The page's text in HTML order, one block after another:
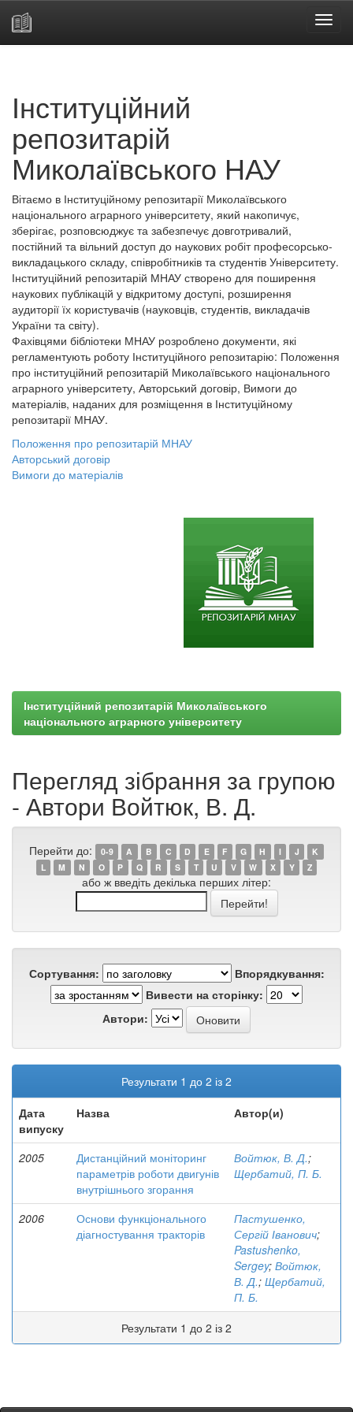
Інституційний
репозитарій
Миколаївського НАУ
Вітаємо в Інституційному репозитарії Миколаївського
національного аграрного університету, який накопичує,
зберігає, розповсюджує та забезпечує довготривалий,
постійний та вільний доступ до наукових робіт професорсько-
викладацького складу, співробітників та студентів Університету.
Інституційний репозитарій МНАУ створено для поширення
наукових публікацій у відкритому доступі, розширення
аудиторії їх користувачів (науковців, студентів, викладачів
України та світу).
Фахівцями бібліотеки МНАУ розроблено документи, які
регламентують роботу Інституційного репозитарію: Положення
про інституційний репозитарій Миколаївського національного
аграрного університету, Авторський договір, Вимоги до
матеріалів, наданих для розміщення в Інституційному
репозитарії МНАУ.
Положення про репозитарій МНАУ
Авторський договір
Вимоги до матеріалів
Інституційний репозитарій Миколаївського
національного аграрного університету
Перегляд зібрання за групою
- Автори Войтюк, В. Д.
Перейти до: 0-9 A B C D E F G H I J
K
L
M N O P Q R S T U V W X Y Z
або ж введіть декілька перших літер:
Сортування:
Впорядкування:
Вивести на сторінку:
Автори:
Результати 1 до 2 із 2
Дата
випуску
Назва Автор(и)
2005
Дистанційний моніторинг
параметрів роботи двигунів
внутрішнього згорання
Войтюк, В. Д.;
Щербатий, П. Б.
2006
Основи функціонального
діагностування тракторів
Пастушенко,
Сергій Іванович;
Pastushenko,
Sergey; Войтюк,
В. Д.; Щербатий,
П. Б.
Результати 1 до 2 із 2